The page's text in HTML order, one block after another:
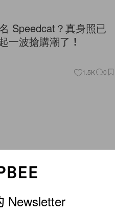
Speedcat？真身照已
一波搶購潮了！
1.5K 0
Newsletter